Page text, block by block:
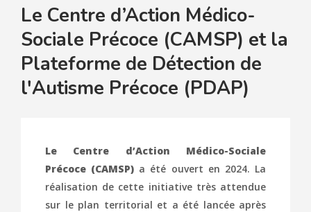
Le Centre d’Action Médico-
Sociale Précoce (CAMSP) et la
Plateforme de Détection de
l'Autisme Précoce (PDAP)
Le Centre d’Action Médico-Sociale
Précoce (CAMSP) a été ouvert en 2024. La
réalisation de cette initiative très attendue
sur le plan territorial et a été lancée après